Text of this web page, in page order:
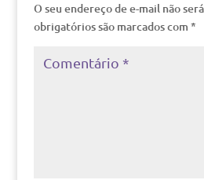
O seu endereço de e-mail não
obrigatórios são marcados com *